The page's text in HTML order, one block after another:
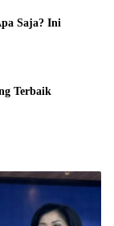
Saja? Ini
Terbaik